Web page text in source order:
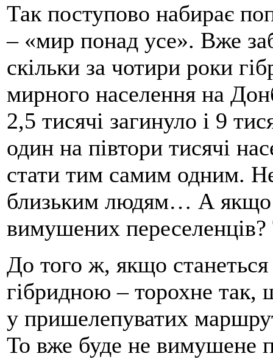
Так поступово набирає
– «мир понад усе». Вже
скільки за чотири роки
мирного населення на
2,5 тисячі загинуло і 9
один на півтори тисячі
стати тим самим одним.
близьким людям… А якщо
вимушених
До того ж, якщо станеться
гібридною – торохне так,
у пришелепуватих
То вже буде не вимушене